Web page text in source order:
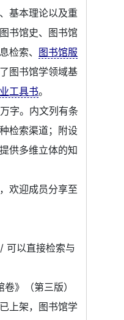
基本理论以及重
书馆史、图书馆
检索、 图书馆服
图书馆学领域基
工具书。
字。内文列有条
检索渠道；附设
供多维立体的知
欢迎成员分享至
可以直接检索与
》（第三版）
上架，图书馆学